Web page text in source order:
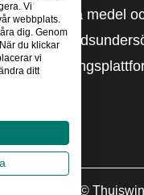
rättsliga medel
©
Vi
webbplats.
dig. Genom
du klickar
vi
ditt